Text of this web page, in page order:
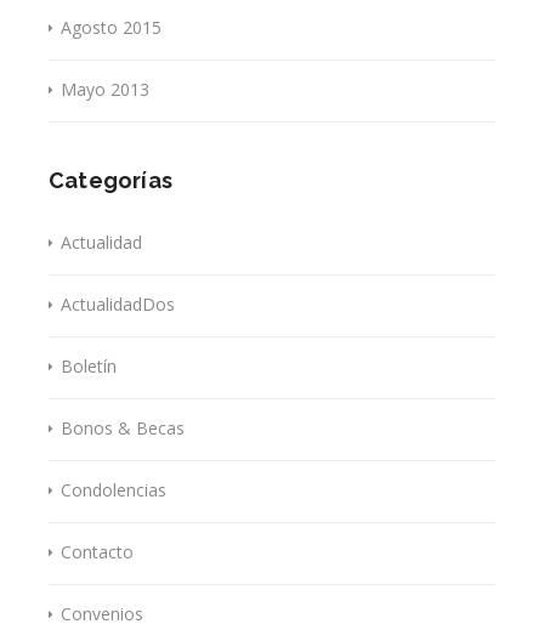
Agosto 2015
Mayo 2013
Categorías
Actualidad
ActualidadDos
Boletín
Bonos & Becas
Condolencias
Contacto
Convenios